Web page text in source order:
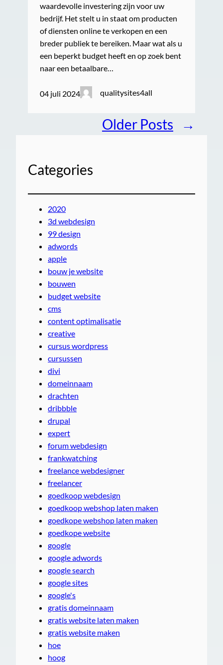
waardevolle investering zijn voor uw
bedrijf. Het stelt u in staat om producten
of diensten online te verkopen en een
breder publiek te bereiken. Maar wat als u
een beperkt budget heeft en op zoek bent
naar een betaalbare…
04 juli 2024 qualitysites4all
Older Posts →
Categories
2020
3d webdesign
99 design
adwords
apple
bouw je website
bouwen
budget website
cms
content optimalisatie
creative
cursus wordpress
cursussen
divi
domeinnaam
drachten
dribbble
drupal
expert
forum webdesign
frankwatching
freelance webdesigner
freelancer
goedkoop webdesign
goedkoop webshop laten maken
goedkope webshop laten maken
goedkope website
google
google adwords
google search
google sites
google's
gratis domeinnaam
gratis website laten maken
gratis website maken
hoe
hoog